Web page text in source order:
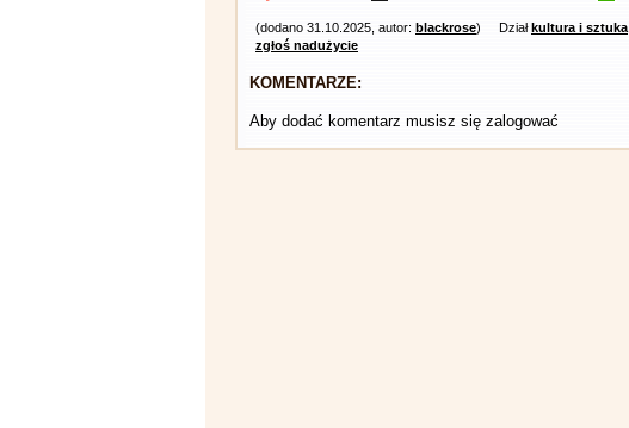
(dodano 31.10.2025, autor: blackrose) Działkultura i sztuka
zgłoś nadużycie
KOMENTARZE:
Aby dodać komentarz musisz się zalogować